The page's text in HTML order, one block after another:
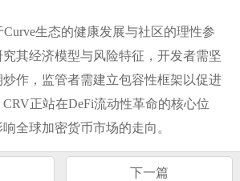
生态的健康发展与社区的理性参
其经济模型与风险特征，开发者需坚
作，监管者需建立包容性框架以促进
CRV正站在DeFi流动性革命的核心位
全球加密货币市场的走向。
下一篇